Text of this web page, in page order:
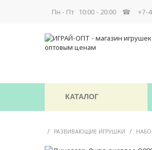
Пн - Пт 10:00 - 20:00 ☎ +7-
КАТАЛОГ
/ РАЗВИВАЮЩИЕ ИГРУШКИ /